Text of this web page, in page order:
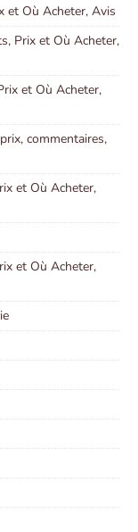
et Où Acheter, Avis
Prix et Où Acheter,
et Où Acheter,
commentaires,
et Où Acheter,
et Où Acheter,